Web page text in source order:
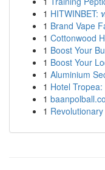
1 HITWINBET:
1 Brand Vape
1 Cottonwood
1 Boost Your
1 Boost Your
1 Aluminium
1 Hotel
1
1